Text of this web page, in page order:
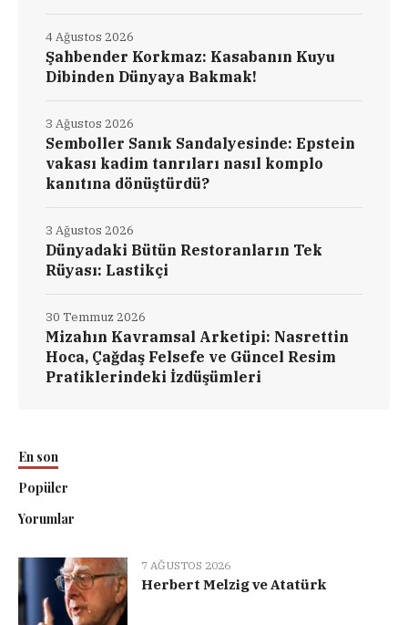
Şahbender Korkmaz: Kasabanın Kuyu
Dibinden Dünyaya Bakmak!
4 Ağustos 2026
Semboller Sanık Sandalyesinde: Epstein
vakası kadim tanrıları nasıl komplo
kanıtına dönüştürdü?
3 Ağustos 2026
Dünyadaki Bütün Restoranların Tek
Rüyası: Lastikçi
3 Ağustos 2026
Mizahın Kavramsal Arketipi: Nasrettin
Hoca, Çağdaş Felsefe ve Güncel Resim
Pratiklerindeki İzdüşümleri
30 Temmuz 2026
En son
Popüler
Yorumlar
7 AĞUSTOS 2026
Herbert Melzig ve Atatürk